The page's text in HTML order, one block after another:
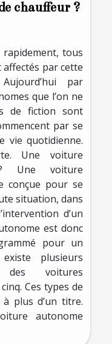
chauffeur ?
tous
affectés par cette
par
que l’on ne
de fiction sont
par se
vie quotidienne.
Une voiture
? Une voiture
conçue pour se
situation, dans
d’un
est donc
pour un
plusieurs
des voitures
Ces types de
plus d’un titre.
autonome